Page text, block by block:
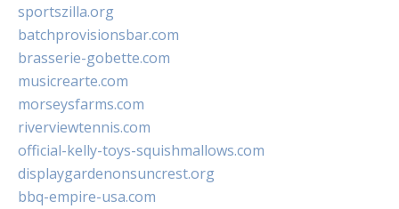
sportszilla.org
batchprovisionsbar.com
brasserie-gobette.com
musicrearte.com
morseysfarms.com
riverviewtennis.com
official-kelly-toys-squishmallows.com
displaygardenonsuncrest.org
bbq-empire-usa.com